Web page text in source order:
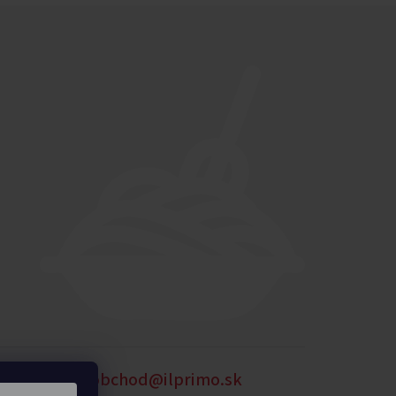
875 258 obchod@ilprimo.sk